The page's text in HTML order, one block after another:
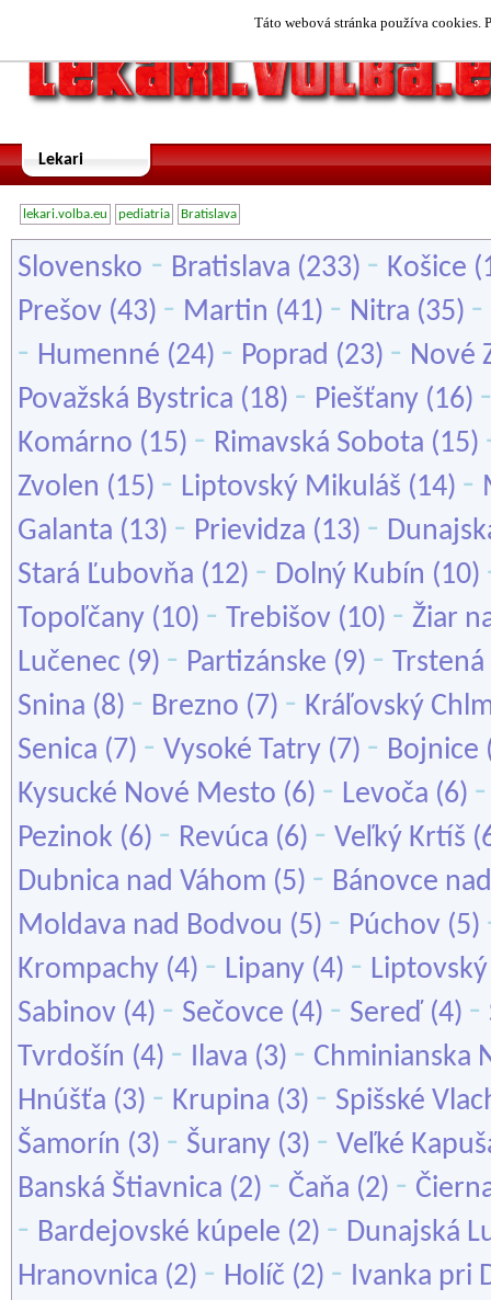
Táto webová stránka používa cookies.
Lekari
lekari.volba.eu pediatria Bratislava
Slovensko - Bratislava (233) - Košice
Prešov (43) - Martin (41) - Nitra (35) -
- Humenné (24) - Poprad (23) - Nové
Považská Bystrica (18) - Piešťany (16)
Komárno (15) - Rimavská Sobota (15)
Zvolen (15) - Liptovský Mikuláš (14) -
Galanta (13) - Prievidza (13) -
Stará Ľubovňa (12) - Dolný Kubín (10)
Topoľčany (10) - Trebišov (10) - Žiar
Lučenec (9) - Partizánske (9) - Trstená
Snina (8) - Brezno (7) - Kráľovský
Senica (7) - Vysoké Tatry (7) - Bojnice
Kysucké Nové Mesto (6) - Levoča (6)
Pezinok (6) - Revúca (6) - Veľký Krtíš
Dubnica nad Váhom (5) - Bánovce
Moldava nad Bodvou (5) - Púchov (5)
Krompachy (4) - Lipany (4) -
Sabinov (4) - Sečovce (4) - Sereď (4) -
Tvrdošín (4) - Ilava (3) - Chminianska
Hnúšťa (3) - Krupina (3) - Spišské
Šamorín (3) - Šurany (3) - Veľké
Banská Štiavnica (2) - Čaňa (2) -
- Bardejovské kúpele (2) - Dunajská
Hranovnica (2) - Holíč (2) - Ivanka pri